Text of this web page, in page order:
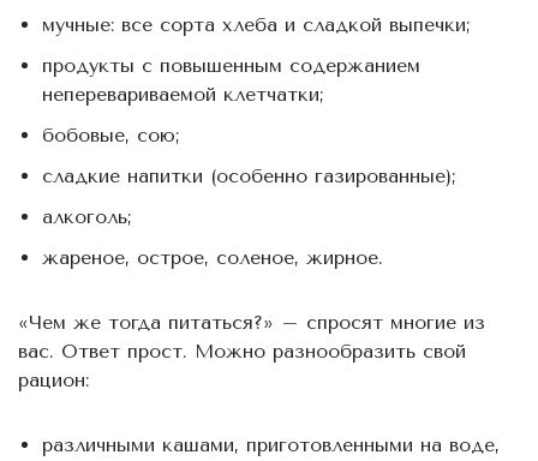
мучные: все сорта хлеба и сладкой выпечки;
продукты с повышенным содержанием
неперевариваемой клетчатки;
бобовые, сою;
сладкие напитки (особенно газированные);
алкоголь;
жареное, острое, соленое, жирное.
«Чем же тогда питаться?» – спросят многие из
вас. Ответ прост. Можно разнообразить свой
рацион:
различными кашами, приготовленными на воде,